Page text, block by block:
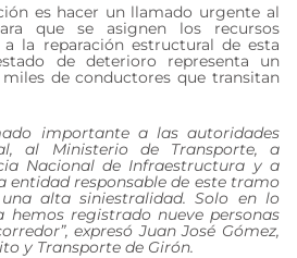
es hacer un llamado urgente al
que se asignen los recursos
a la reparación estructural de esta
de deterioro representa un
de conductores que transitan
importante a las autoridades
al Ministerio de Transporte, a
Nacional de Infraestructura y a
entidad responsable de este tramo
alta siniestralidad. Solo en lo
hemos registrado nueve personas
expresó Juan José Gómez,
y Transporte de Girón.